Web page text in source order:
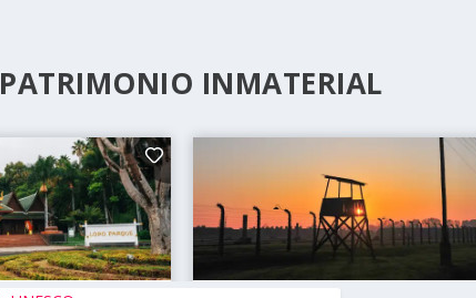
PATRIMONIO INMATERIAL